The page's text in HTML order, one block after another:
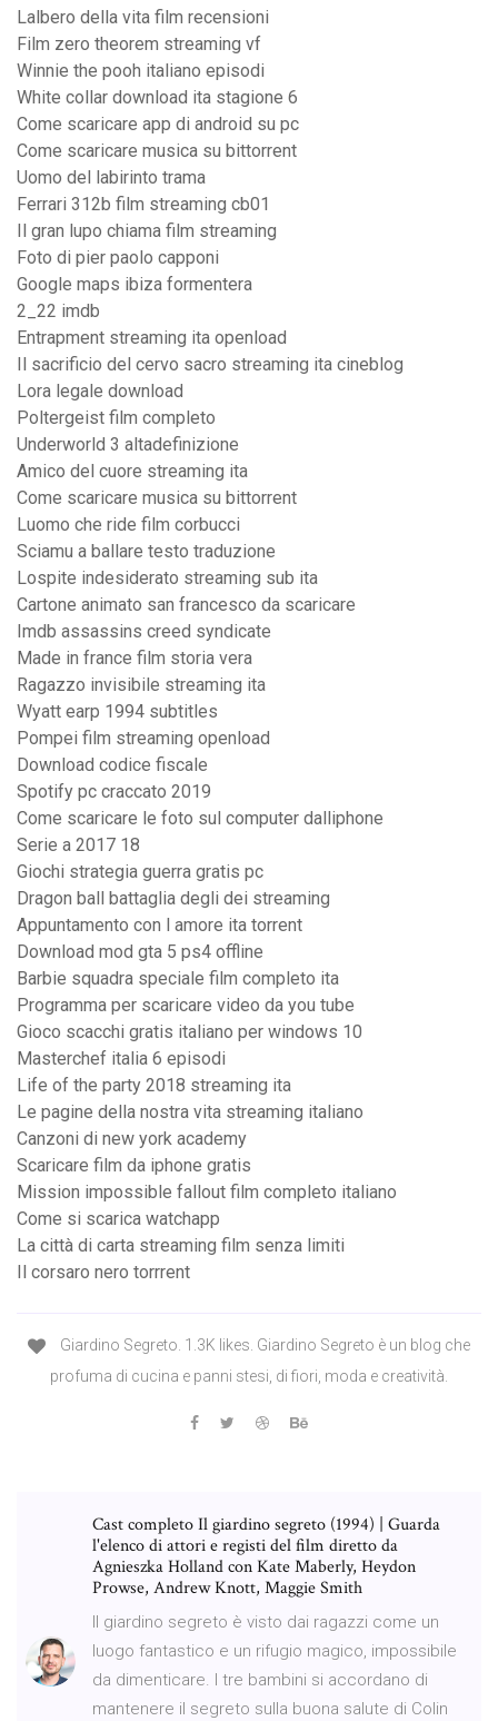
Lalbero della vita film recensioni
Film zero theorem streaming vf
Winnie the pooh italiano episodi
White collar download ita stagione 6
Come scaricare app di android su pc
Come scaricare musica su bittorrent
Uomo del labirinto trama
Ferrari 312b film streaming cb01
Il gran lupo chiama film streaming
Foto di pier paolo capponi
Google maps ibiza formentera
2_22 imdb
Entrapment streaming ita openload
Il sacrificio del cervo sacro streaming ita cineblog
Lora legale download
Poltergeist film completo
Underworld 3 altadefinizione
Amico del cuore streaming ita
Come scaricare musica su bittorrent
Luomo che ride film corbucci
Sciamu a ballare testo traduzione
Lospite indesiderato streaming sub ita
Cartone animato san francesco da scaricare
Imdb assassins creed syndicate
Made in france film storia vera
Ragazzo invisibile streaming ita
Wyatt earp 1994 subtitles
Pompei film streaming openload
Download codice fiscale
Spotify pc craccato 2019
Come scaricare le foto sul computer dalliphone
Serie a 2017 18
Giochi strategia guerra gratis pc
Dragon ball battaglia degli dei streaming
Appuntamento con l amore ita torrent
Download mod gta 5 ps4 offline
Barbie squadra speciale film completo ita
Programma per scaricare video da you tube
Gioco scacchi gratis italiano per windows 10
Masterchef italia 6 episodi
Life of the party 2018 streaming ita
Le pagine della nostra vita streaming italiano
Canzoni di new york academy
Scaricare film da iphone gratis
Mission impossible fallout film completo italiano
Come si scarica watchapp
La città di carta streaming film senza limiti
Il corsaro nero torrrent
Giardino Segreto. 1.3K likes. Giardino Segreto è un blog che
profuma di cucina e panni stesi, di fiori, moda e creatività.
Cast completo Il giardino segreto (1994) | Guarda
l'elenco di attori e registi del film diretto da
Agnieszka Holland con Kate Maberly, Heydon
Prowse, Andrew Knott, Maggie Smith
Il giardino segreto è visto dai ragazzi come un
luogo fantastico e un rifugio magico, impossibile
da dimenticare. I tre bambini si accordano di
mantenere il segreto sulla buona salute di Colin